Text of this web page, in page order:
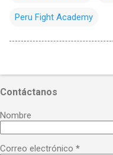
Peru Fight Academy
Contáctanos
Nombre
Correo electrónico *